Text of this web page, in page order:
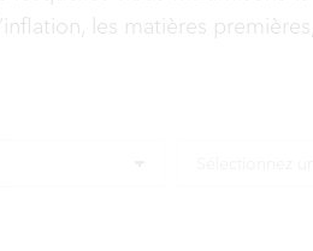
les matières